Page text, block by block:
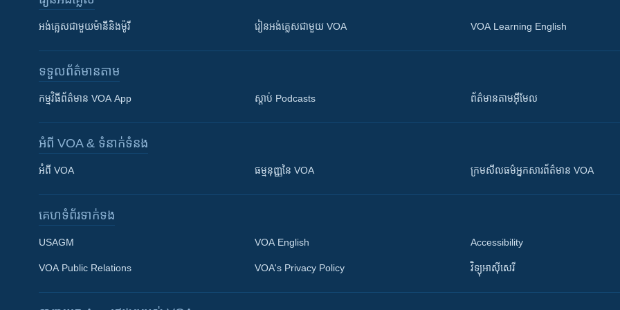
អង់គ្លេស​ជាមួយ​ម៉ានី​និង​ម៉ូរី រៀន​​​​​​អង់គ្លេស​​ជាមួយ VOA VOA Learning English
ទទួល​ព័ត៌មាន​តាម
កម្មវិធី​ព័ត៌មាន VOA App ស្តាប់ Podcasts ព័ត៌មាន​តាម​អ៊ីមែល
អំពី​ VOA & ទំនាក់ទំនង
អំពី​ VOA ធម្មនុញ្ញ​នៃ VOA ក្រម​​​សីលធម៌​​​អ្នក​​​សារព័ត៌មាន VOA
គេហទំព័រ​​ទាក់ទង
USAGM
VOA Public Relations
VOA English
VOA's Privacy Policy
Accessibility
វិទ្យុ​អាស៊ី​សេរី